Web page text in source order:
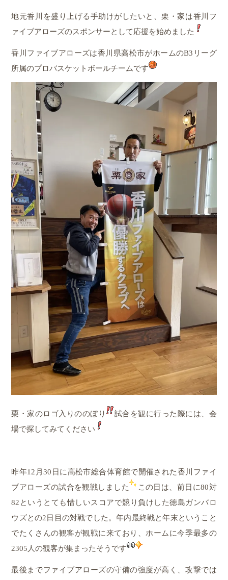
地元香川を盛り上げる手助けがしたいと、栗・家は香川フ
ァイブアローズのスポンサーとして応援を始めました
香川ファイブアローズは香川県高松市がホームのB3リーグ
所属のプロバスケットボールチームです
栗・家のロゴ入りののぼり
試合を観に行った際には、会
場で探してみてください
昨年12月30日に高松市総合体育館で開催された香川ファイ
ブアローズの試合を観戦しました
この日は、前日に80対
82というとても惜しいスコアで競り負けした徳島ガンバロ
ウズとの2日目の対戦でした。年内最終戦と年末ということ
でたくさんの観客が観戦に来ており、ホームに今季最多の
2305人の観客が集まったそうです
最後までファイブアローズの守備の強度が高く、攻撃では